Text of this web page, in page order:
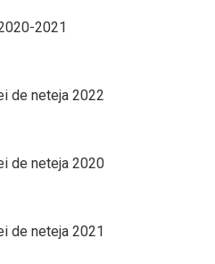
2021
de neteja 2022
de neteja 2020
de neteja 2021